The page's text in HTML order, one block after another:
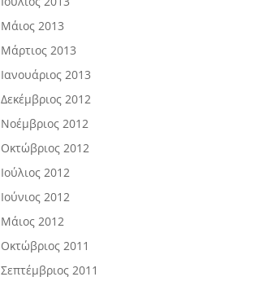
Μάιος 2013
Μάρτιος 2013
Ιανουάριος 2013
Δεκέμβριος 2012
Νοέμβριος 2012
Οκτώβριος 2012
Ιούλιος 2012
Ιούνιος 2012
Μάιος 2012
Οκτώβριος 2011
Σεπτέμβριος 2011